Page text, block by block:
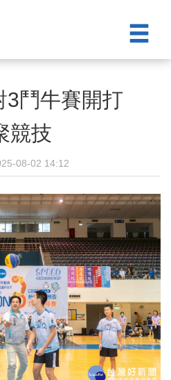
3鬥牛賽開打
競技
08-02 14:12